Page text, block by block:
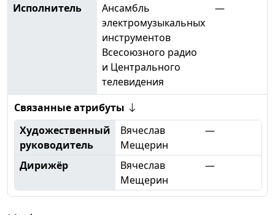
Исполнитель
Ансамбль
электромузыкальных
инструментов
Всесоюзного радио
и Центрального
телевидения
—
Связанные атрибуты
Художественный
руководитель
Вячеслав
Мещерин
—
Дирижёр
Вячеслав
Мещерин
—